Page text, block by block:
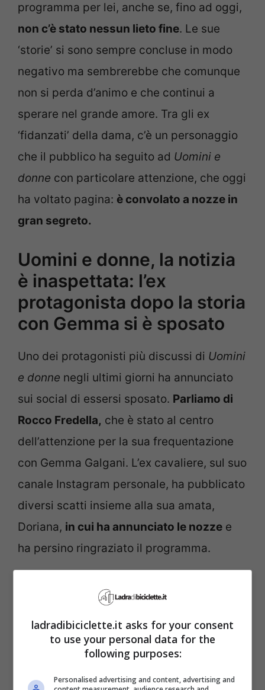
programma per lei, anche se, fino ad oggi,
non c’è stato nessun lieto fine. Le sue
‘storie’ si sono sempre concluse in modo
negativo ma sembrerebbe che comunque
non si perda d’animo e che continui a
sperare nel grande amore. Tra gli ex
‘fidanzati’ della dama, c’è un personaggio
che il pubblico ha seguito ad Uomini e
donne con particolare attenzione, che oggi
ha voltato pagina: è convolato a nozze in
gran segreto.
Uomini e donne, la notizia
è inaspettata: l’ex
protagonista dopo la storia
con Gemma si è sposato
Uno dei protagonisti più discussi di Uomini
e donne negli ultimi giorni ha annunciato
sui social di essersi sposato. Parliamo di
Rocco Fredella, che è stato al centro
dell’attenzione per la sua frequentazione
con Gemma Galgani. L’ex cavaliere, sul suo
canale Instagram personale, ha pubblicato
diversi scatti insieme alla sua amata,
Doriana, in cui ha annunciato le nozze e
ha persino ringraziato il programma.
ladradibiciclette.it asks for your consent
to use your personal data for the
following purposes:
Personalised advertising and content, advertising and